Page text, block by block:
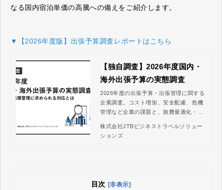
なる国内宿泊単価の高騰への備えをご紹介します。
▼【2026年度版】出張予算調査レポートはこちら
【独自調査】2026年度国内・
海外出張予算の実態調査
2026年度の出張予算・出張管理に関する
企業調査。コスト増加、安全配慮、危機
管理など企業の課題と、旅費最適化・業
株式会社JTBビジネストラベルソリュー
ションズ
目次 [非表示]